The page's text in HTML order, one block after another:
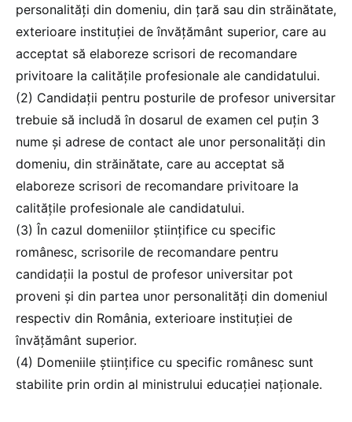
personalități din domeniu, din țară sau din străinătate,
exterioare instituției de învățământ superior, care au
acceptat să elaboreze scrisori de recomandare
privitoare la calitățile profesionale ale candidatului.
(2) Candidații pentru posturile de profesor universitar
trebuie să includă în dosarul de examen cel puțin 3
nume și adrese de contact ale unor personalități din
domeniu, din străinătate, care au acceptat să
elaboreze scrisori de recomandare privitoare la
calitățile profesionale ale candidatului.
(3) În cazul domeniilor științifice cu specific
românesc, scrisorile de recomandare pentru
candidații la postul de profesor universitar pot
proveni și din partea unor personalități din domeniul
respectiv din România, exterioare instituției de
învățământ superior.
(4) Domeniile științifice cu specific românesc sunt
stabilite prin ordin al ministrului educației naționale.